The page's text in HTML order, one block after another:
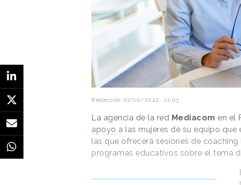
podemos estar más contentos con el
Oxfam abrió suprimera tienda de
londinense
Oxford Streeten 1947.
actualmente más de100.00 prendas
Redacción 07/10/2022 · 11:03
La agencia de la red Mediacom en el
apoyo a las mujeres de su equipo que
las que ofrecerá sesiones de
programas educativos sobre el tema